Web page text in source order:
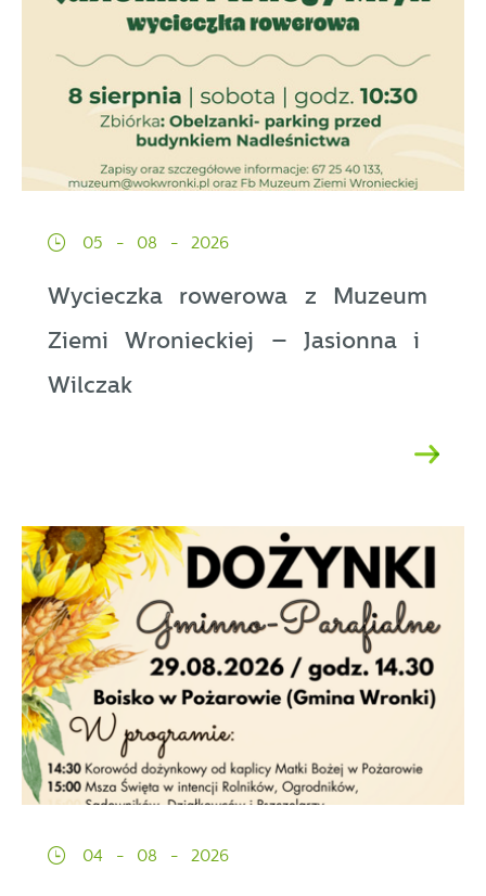
05 - 08 - 2026
Wycieczka rowerowa z Muzeum
Ziemi Wronieckiej – Jasionna i
Wilczak
04 - 08 - 2026